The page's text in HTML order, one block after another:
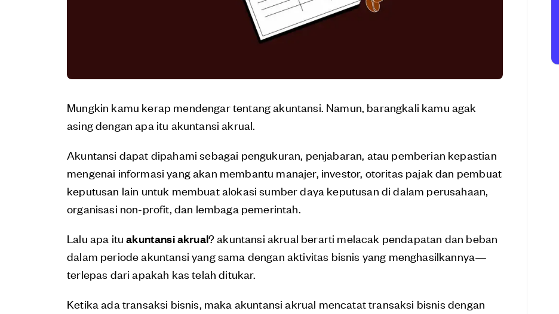
Mungkin kamu kerap mendengar tentang akuntansi. Namun, barangkali kamu agak
asing dengan apa itu akuntansi akrual.
Akuntansi dapat dipahami sebagai pengukuran, penjabaran, atau pemberian kepastian
mengenai informasi yang akan membantu manajer, investor, otoritas pajak dan pembuat
keputusan lain untuk membuat alokasi sumber daya keputusan di dalam perusahaan,
organisasi non-profit, dan lembaga pemerintah.
Lalu apa ituakuntansi akrual? akuntansi akrual berarti melacak pendapatan dan beban
dalam periode akuntansi yang sama dengan aktivitas bisnis yang menghasilkannya—
terlepas dari apakah kas telah ditukar.
Ketika ada transaksi bisnis, maka akuntansi akrual mencatat transaksi bisnis dengan